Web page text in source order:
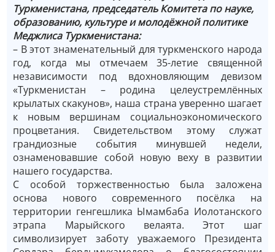
Туркменистана, председатель Комитета по науке,
образованию, культуре и молодёжной политике
Меджлиса Туркменистана:
– В этот знаменательный для туркменского народа
год, когда мы отмечаем 35-летие священной
независимости под вдохновляющим девизом
«Туркменистан – родина целеустремлённых
крылатых скакунов», наша страна уверенно шагает
к новым вершинам социальноэкономического
процветания. Свидетельством этому служат
грандиозные события минувшей недели,
ознаменовавшие собой новую веху в развитии
нашего государства.
С особой торжественностью была заложена
основа нового современного посёлка на
территории генгешлика Ымамбаба Иолотанского
этрапа Марыйского велаята. Этот шаг
символизирует заботу уважаемого Президента